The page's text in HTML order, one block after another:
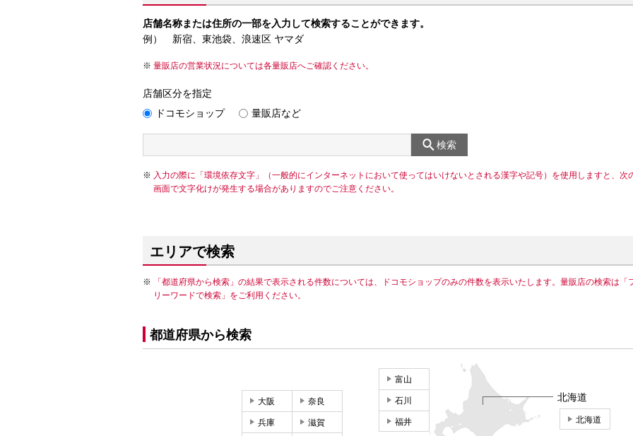
店舗名称または住所の一部を入力して検索することができます。
例） 新宿、東池袋、浪速区 ヤマダ
量販店の営業状況については各量販店へご確認ください。
店舗区分を指定
ドコモショップ
量販店など
検索
入力の際に「環境依存文字」（一般的にインターネットにおいて使ってはいけないとされる漢字や記号）を使用しますと、次
画面で文字化けが発生する場合がありますのでご注意ください。
エリアで検索
「都道府県から検索」の結果で表示される件数については、ドコモショップのみの件数を表示いたします。量販店の検索は「
リーワードで検索」をご利用ください。
都道府県から検索
北海道
北海道
富山
石川
福井
大阪 奈良
兵庫 滋賀